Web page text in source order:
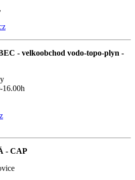
- velkoobchod vodo-topo-plyn -
16.00h
- CAP